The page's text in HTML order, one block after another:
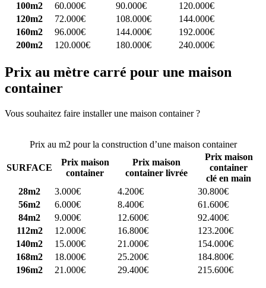
100m2
60.000€ 90.000€
120.000€
120m2
72.000€ 108.000€
144.000€
160m2
96.000€ 144.000€
192.000€
200m2
120.000€ 180.000€ 240.000€
Prix au mètre carré pour une maison
container
Vous souhaitez faire installer une maison container ?
Prix au m2 pour la construction d’une maison container
SURFACE
Prix maison
container
Prix maison
container livrée
Prix maison
container
clé en main
28m2
3.000€ 4.200€
30.800€
56m2
6.000€ 8.400€
61.600€
84m2
9.000€ 12.600€
92.400€
112m2
12.000€ 16.800€
123.200€
140m2
15.000€ 21.000€
154.000€
168m2
18.000€ 25.200€
184.800€
196m2
21.000€ 29.400€ 215.600€